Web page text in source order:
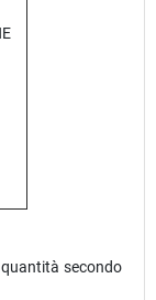
secondo